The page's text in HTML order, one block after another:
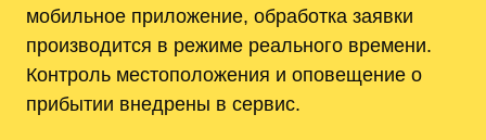
мобильное приложение, обработка заявки
производится в режиме реального времени.
Контроль местоположения и оповещение о
прибытии внедрены в сервис.